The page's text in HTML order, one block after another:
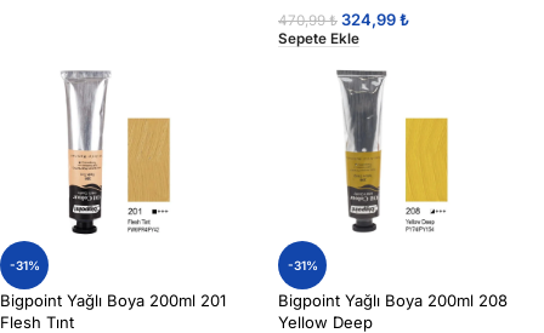
470,99₺ 324,99₺
Sepete Ekle
-31%
Bigpoint Yağlı Boya 200ml 201
Flesh Tınt
-31%
Bigpoint Yağlı Boya 200ml 208
Yellow Deep